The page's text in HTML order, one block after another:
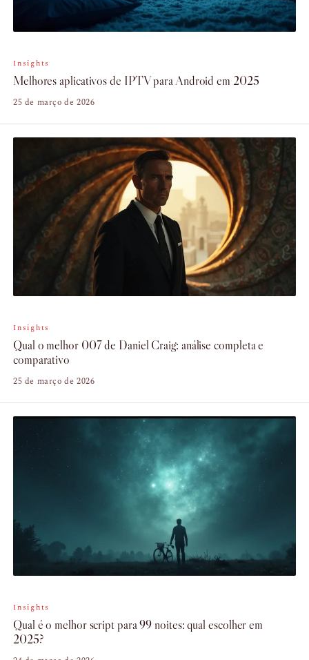
Insights
Melhores aplicativos de IPTV para Android em 2025
25 de março de 2026
Insights
Qual o melhor 007 de Daniel Craig: análise completa e
comparativo
25 de março de 2026
Insights
Qual é o melhor script para 99 noites: qual escolher em
2025?